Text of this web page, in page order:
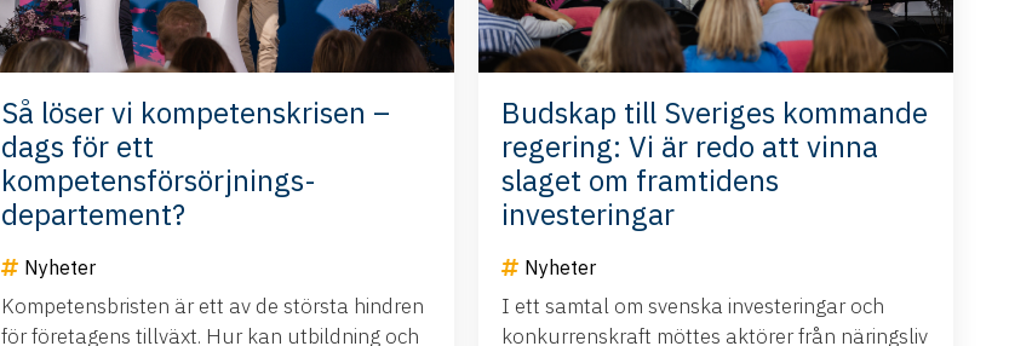
Så löser vi kompetenskrisen –
dags för ett
kompetensförsörjnings-
departement?
Nyheter
Kompetensbristen är ett av de största hindren
för företagens tillväxt. Hur kan utbildning och
Budskap till Sveriges kommande
regering: Vi är redo att vinna
slaget om framtidens
investeringar
Nyheter
I ett samtal om svenska investeringar och
konkurrenskraft möttes aktörer från näringsliv